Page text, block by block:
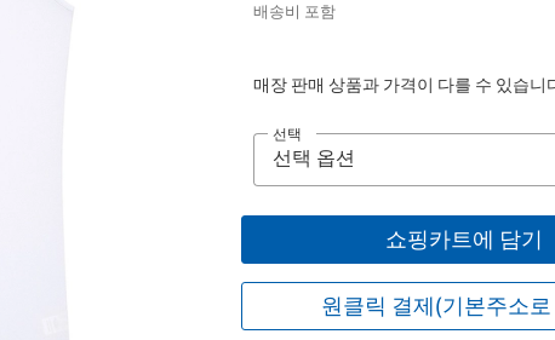
배송비 포함
매장 판매 상품과 가격이 다를 수 있습니
선택
쇼핑카트에 담기
원클릭 결제(기본주소